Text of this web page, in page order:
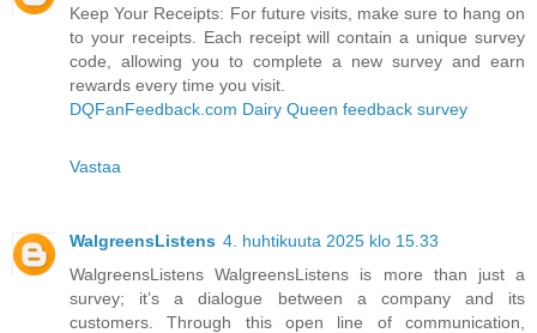
Keep Your Receipts: For future visits, make sure to hang on
to your receipts. Each receipt will contain a unique survey
code, allowing you to complete a new survey and earn
rewards every time you visit.
DQFanFeedback.com Dairy Queen feedback survey
Vastaa
WalgreensListens 4. huhtikuuta 2025 klo 15.33
WalgreensListens WalgreensListens is more than just a
survey; it’s a dialogue between a company and its
customers. Through this open line of communication,